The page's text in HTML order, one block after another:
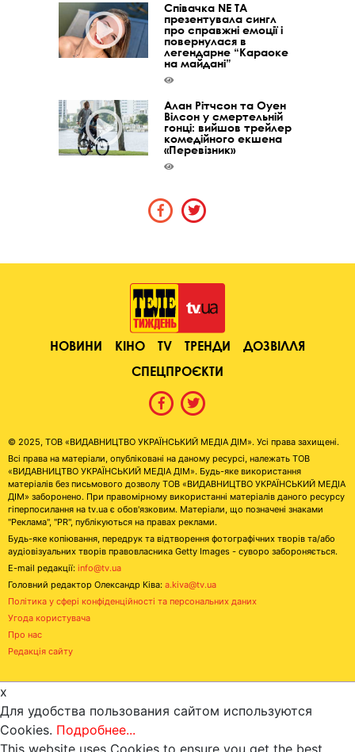
Співачка NE TA
презентувала сингл
про справжні емоції і
повернулася в
легендарне “Караоке
на майдані”
Алан Рітчсон та Оуен
Вілсон у смертельній
гонці: вийшов трейлер
комедійного екшена
«Перевізник»
НОВИНИ КІНО TV ТРЕНДИ
ДОЗВІЛЛЯ
СПЕЦПРОЄКТИ
© 2025, ТОВ «ВИДАВНИЦТВО УКРАЇНСЬКИЙ МЕДІА ДІМ». Усі права захищені.
Всі права на матеріали, опубліковані на даному ресурсі, належать ТОВ
«ВИДАВНИЦТВО УКРАЇНСЬКИЙ МЕДІА ДІМ». Будь-яке використання
матеріалів без письмового дозволу ТОВ «ВИДАВНИЦТВО УКРАЇНСЬКИЙ МЕДІА
ДІМ» заборонено. При правомірному використанні матеріалів даного ресурсу
гіперпосилання на tv.ua є обов'язковим. Матеріали, що позначені знаками
"Реклама", "PR", публікуються на правах реклами.
Будь-яке копіювання, передрук та відтворення фотографічних творів та/або
аудіовізуальних творів правовласника Getty Images - суворо забороняється.
E-mail редакції: info@tv.ua
Головний редактор Олександр Ківа: a.kiva@tv.ua
Політика у сфері конфіденційності та персональних даних
Угода користувача
Про нас
Редакція сайту
x
Для удобства пользования сайтом используются
Cookies. Подробнее...
This website uses Cookies to ensure you get the best